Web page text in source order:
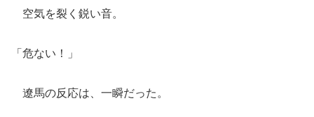
空気を裂く鋭い音。
「危ない！」
遼馬の反応は、一瞬だった。